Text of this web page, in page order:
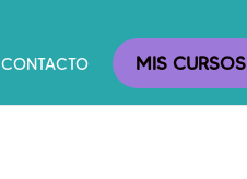
CONTACTO MIS CURSOS